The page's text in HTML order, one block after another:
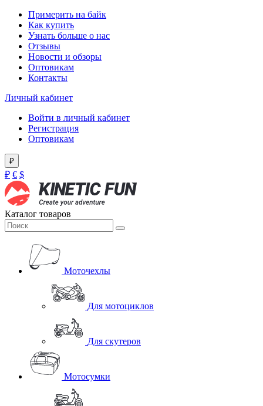
Примерить на байк
Как купить
Узнать больше о нас
Отзывы
Новости и обзоры
Оптовикам
Контакты
Личный кабинет
Войти в личный кабинет
Регистрация
Оптовикам
₽
₽ € $
Каталог товаров
Моточехлы
Для мотоциклов
Для скутеров
Мотосумки